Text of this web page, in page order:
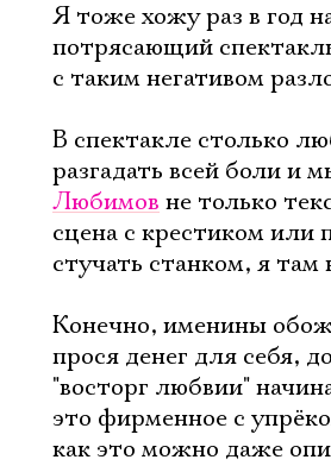
Я тоже хожу раз в год
потрясающий
с таким негативом
В спектакле столько
разгадать всей боли и
Любимов не только
сцена с крестиком или
стучать станком, я там
Конечно, именины
прося денег для себя,
"восторг любвии"
это фирменное с
как это можно даже